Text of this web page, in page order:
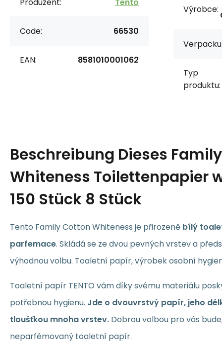
Code: 66530
EAN: 8581010001062
Výrobce:
Typ
produktu:
Beschreibung Dieses
Whiteness Toilettenpapier
150 Stück 8 Stück
Tento Family Cotton Whiteness je přirozeně bílý
parfemace. Skládá se ze dvou pevných vrstev a
výhodnou volbu. Toaletní papír, výrobek osobní
Toaletní papír TENTO vám díky svému materiálu
potřebnou hygienu. Jde o dvouvrstvý papír, jeho
tloušťkou mnoha vrstev. Dobrou volbou pro vás
neparfémovaný toaletní papír.